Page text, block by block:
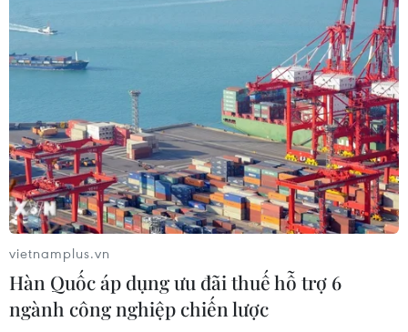
Gia Lai xác thực 99,8% dữ liệu bảo
hiểm
Bộ Y tế : Trên 22% người trưởng
thành thiếu vận động thể lực
31/07/2026 04:10
TP Hồ Chí Minh đồng hành để trẻ
mắc bệnh hiểm nghèo không lỡ cơ
vietnamplus.vn
Hàn Quốc áp dụng ưu đãi thuế hỗ trợ 6
ngành công nghiệp chiến lược